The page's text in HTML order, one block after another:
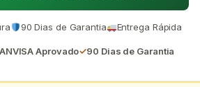
90 Dias de Garantia Entrega Rápida
Aprovado✓90 Dias de Garantia